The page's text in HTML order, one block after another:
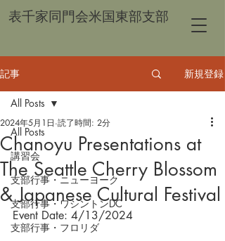
表千家同門会米国東部支部
記事 新規登録
All Posts
講習会
支部行事・ニューヨーク
支部行事・ワシントンDC
支部行事・フロリダ
All Posts
Chanoyu Presentations at
The Seattle Cherry Blossom
& Japanese Cultural Festival
2024年5月1日 読了時間: 2分
Event Date: 4/13/2024